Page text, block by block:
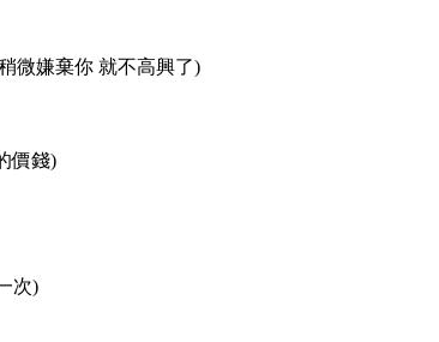
微嫌棄你 就不高興了)
價錢)
次)